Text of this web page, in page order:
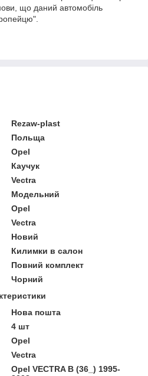
що даний автомобіль
Rezaw-plast
Польща
Opel
Каучук
Vectra
Модельний
Opel
Vectra
Новий
Килимки в салон
Повний комплект
Чорний
Нова пошта
4 шт
Opel
Vectra
Opel VECTRA B (36_) 1995-